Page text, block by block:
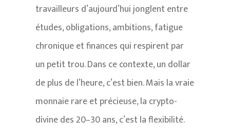
travailleurs d’aujourd’hui jonglent entre
études, obligations, ambitions, fatigue
chronique et finances qui respirent par
un petit trou. Dans ce contexte, un dollar
de plus de l’heure, c’est bien. Mais la vraie
monnaie rare et précieuse, la crypto-
divine des 20–30 ans, c’est la flexibilité.